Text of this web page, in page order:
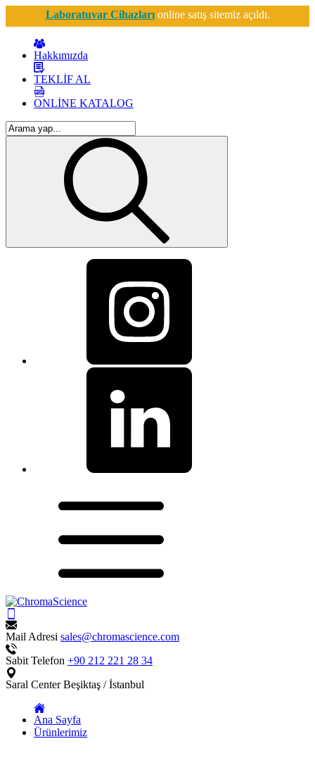
Laboratuvar Cihazlarıonline satış sitemiz açıldı.
Hakkımızda
TEKLİF AL
ONLİNE KATALOG
Mail Adresi sales@chromascience.com
Sabit Telefon +90 212 221 28 34
Saral CenterBeşiktaş / İstanbul
Ana Sayfa
Ürünlerimiz